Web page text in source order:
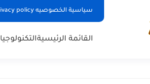
سياسية الخصوصيه Privacy policy
القائمة الرئيسيةالتكنولوجيا